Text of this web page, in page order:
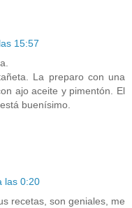
15:57
La preparo con una
ajo aceite y pimentón. El
buenísimo.
las 0:20
recetas, son geniales, me